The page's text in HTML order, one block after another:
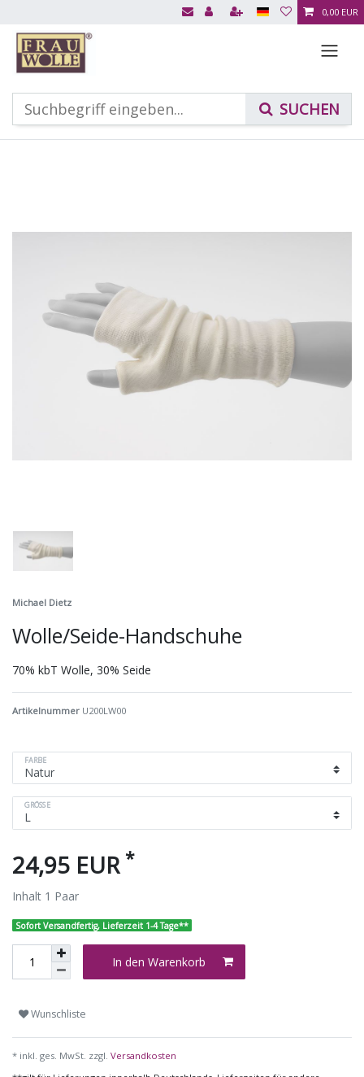
0,00 EUR
Michael Dietz
Wolle/Seide-Handschuhe
70% kbT Wolle, 30% Seide
Artikelnummer U200LW00
FARBE
GRÖSSE
24,95 EUR *
Inhalt 1 Paar
Sofort Versandfertig, Lieferzeit 1-4 Tage**
In den Warenkorb
Wunschliste
* inkl. ges. MwSt. zzgl. Versandkosten